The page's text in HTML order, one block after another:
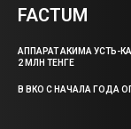
FACTUM
АППАРАТ АКИМА УСТЬ-
2 МЛН ТЕНГЕ
В ВКО С НАЧАЛА ГОДА